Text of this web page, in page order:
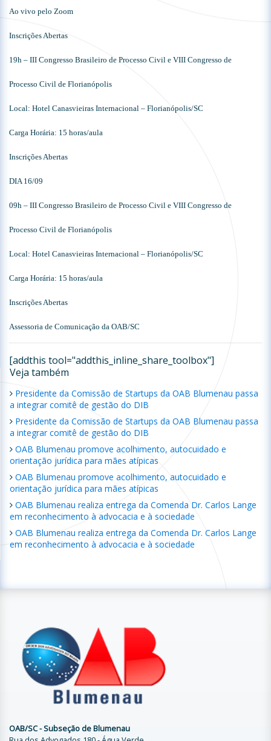
Ao vivo pelo Zoom
Inscrições Abertas
19h – III Congresso Brasileiro de Processo Civil e VIII Congresso de
Processo Civil de Florianópolis
Local: Hotel Canasvieiras Internacional – Florianópolis/SC
Carga Horária: 15 horas/aula
Inscrições Abertas
DIA 16/09
09h – III Congresso Brasileiro de Processo Civil e VIII Congresso de
Processo Civil de Florianópolis
Local: Hotel Canasvieiras Internacional – Florianópolis/SC
Carga Horária: 15 horas/aula
Inscrições Abertas
Assessoria de Comunicação da OAB/SC
[addthis tool="addthis_inline_share_toolbox"]
Veja também
Presidente da Comissão de Startups da OAB Blumenau passa
a integrar comitê de gestão do DIB
Presidente da Comissão de Startups da OAB Blumenau passa
a integrar comitê de gestão do DIB
OAB Blumenau promove acolhimento, autocuidado e
orientação jurídica para mães atípicas
OAB Blumenau promove acolhimento, autocuidado e
orientação jurídica para mães atípicas
OAB Blumenau realiza entrega da Comenda Dr. Carlos Lange
em reconhecimento à advocacia e à sociedade
OAB Blumenau realiza entrega da Comenda Dr. Carlos Lange
em reconhecimento à advocacia e à sociedade
OAB/SC - Subseção de Blumenau